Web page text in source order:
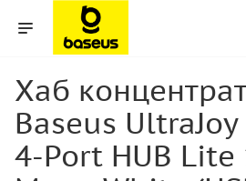
Хаб
Baseus
4-Port HUB Lite